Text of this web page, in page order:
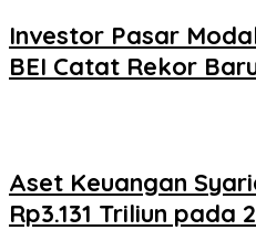
Investor Pasar
BEI Catat Rekor
Aset Keuangan
Rp3.131 Triliun pada